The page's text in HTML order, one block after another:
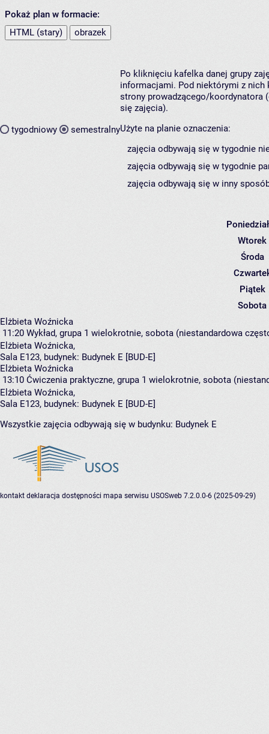
Pokaż plan w formacie:
HTML (stary)
obrazek
tygodniowy semestralny
Po kliknięciu kafelka danej grupy
informacjami. Pod niektórymi z nich
strony prowadzącego/koordynatora
się zajęcia).
Użyte na planie oznaczenia:
zajęcia odbywają się w tygodnie
zajęcia odbywają się w tygodnie
zajęcia odbywają się w inny
Wtorek
Środa
Piątek
Sobota
Elżbieta Woźnicka
11:20 Wykład, grupa 1 wielokrotnie, sobota (niestandardowa
Elżbieta Woźnicka,
Sala E123, budynek: Budynek E [BUD-E]
Elżbieta Woźnicka
13:10 Ćwiczenia praktyczne, grupa 1 wielokrotnie, sobota
Elżbieta Woźnicka,
Sala E123, budynek: Budynek E [BUD-E]
Wszystkie zajęcia odbywają się w budynku: Budynek E
kontakt deklaracja dostępności mapa serwisu USOSweb 7.2.0.0-6 (2025-09-29)